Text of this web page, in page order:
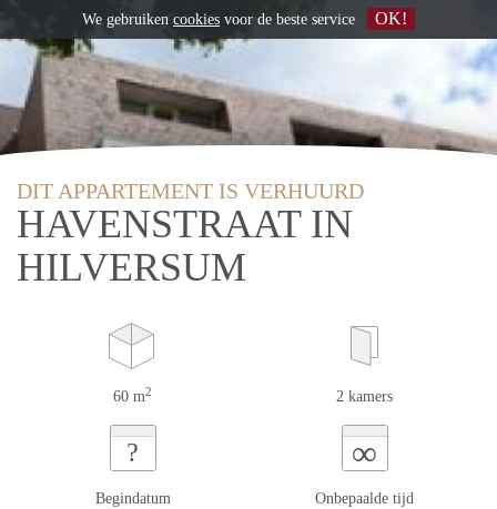
DIT APPARTEMENT IS VERHUURD
HAVENSTRAAT IN
HILVERSUM
60 m2 2 kamers
?
Begindatum
∞
Onbepaalde tijd
We gebruiken cookies voor de beste service OK!